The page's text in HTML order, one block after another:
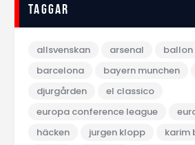
Taggar
allsvenskan arsenal
ballon
barcelona
bayern munchen
djurgården
el classico
europa conference league
häcken
jurgen klopp
karim